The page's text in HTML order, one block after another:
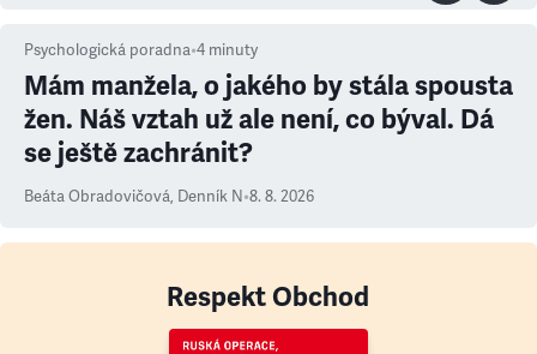
Psychologická poradna•4 minuty
Mám manžela, o jakého by stála spousta
žen. Náš vztah už ale není, co býval. Dá
se ještě zachránit?
Beáta Obradovičová, Denník N•8. 8. 2026
Respekt Obchod